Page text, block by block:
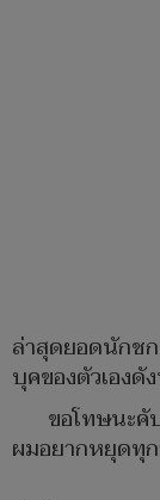
ล่าสุดยอดนักช
บุคของตัวเองดั
ขอโทษนะคั
ผมอยากหยุดทุก